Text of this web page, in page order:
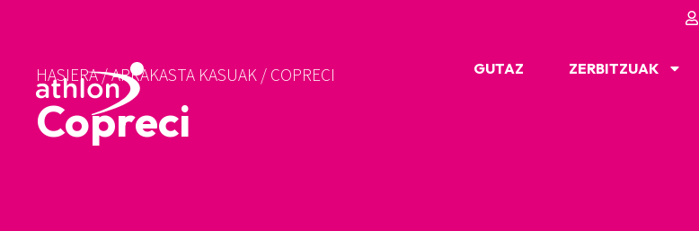
GUTAZ ZERBITZUAK
HASIERA/ARRAKASTA KASUAK/COPRECI
Copreci